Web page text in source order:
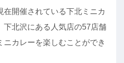
在開催されている下北ミニカ
下北沢にある人気店の57店舗
ニカレーを楽しむことができ